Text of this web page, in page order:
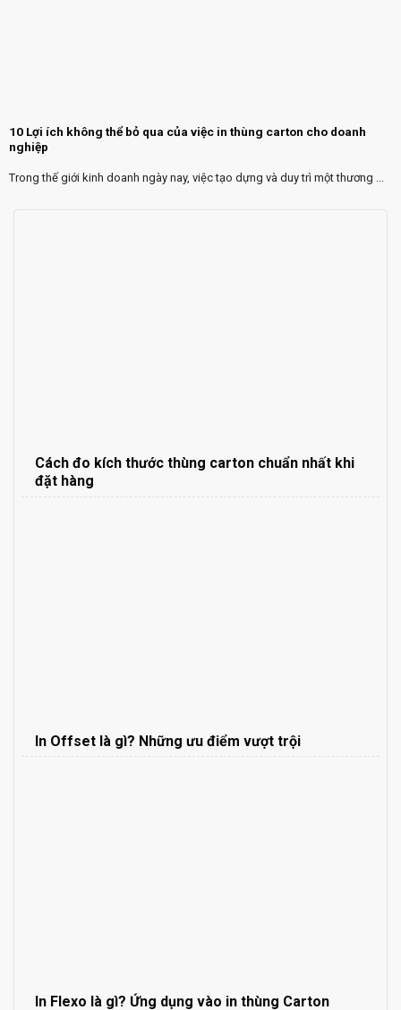
10 Lợi ích không thể bỏ qua của việc in thùng carton cho doanh
nghiệp
Trong thế giới kinh doanh ngày nay, việc tạo dựng và duy trì một thương ...
Cách đo kích thước thùng carton chuẩn nhất khi
đặt hàng
In Offset là gì? Những ưu điểm vượt trội
In Flexo là gì? Ứng dụng vào in thùng Carton